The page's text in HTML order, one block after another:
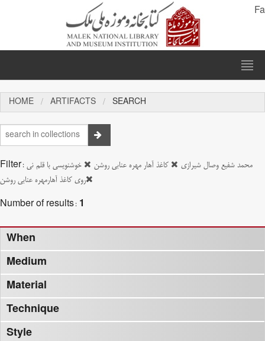
Fa
HOME ARTIFACTS SEARCH
Filter: محمد شفیع وصال شیرازی کاغذ آهار مهره عنابی روشن
خوشنویسی با قلم نی
روی کاغذ آهارمهره عنابی روشن
Number of results: 1
When
Medium
Material
Technique
Style